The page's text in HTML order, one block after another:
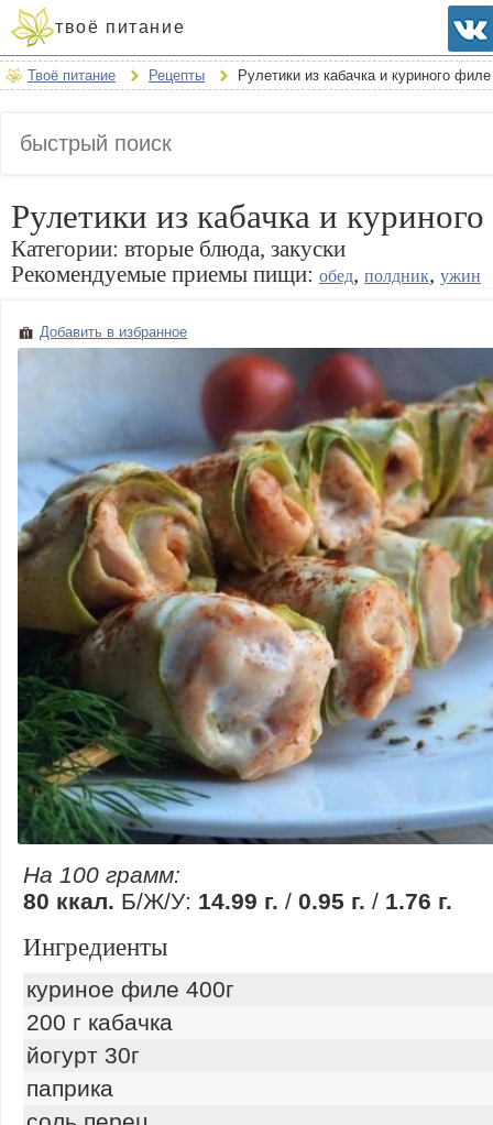
твоё питание
Твоё питание Рецепты Рулетики из кабачка и куриного филе
Рулетики из кабачка и
Категории: вторые блюда, закуски
Рекомендуемые приемы пищи: обед, полдник, ужин
Добавить в избранное
На 100 грамм:
80 ккал. Б/Ж/У: 14.99 г. / 0.95 г. / 1.76 г.
Ингредиенты
куриное филе 400г
200 г кабачка
йогурт 30г
паприка